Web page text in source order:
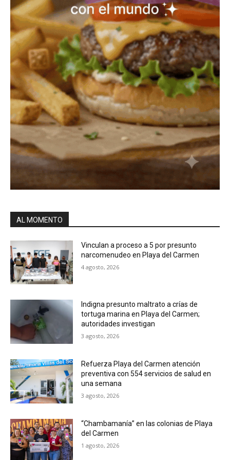
AL MOMENTO
Vinculan a proceso a 5 por presunto
narcomenudeo en Playa del Carmen
4 agosto, 2026
Indigna presunto maltrato a crías de
tortuga marina en Playa del Carmen;
autoridades investigan
3 agosto, 2026
Refuerza Playa del Carmen atención
preventiva con 554 servicios de salud en
una semana
3 agosto, 2026
“Chambamanía” en las colonias de Playa
del Carmen
1 agosto, 2026